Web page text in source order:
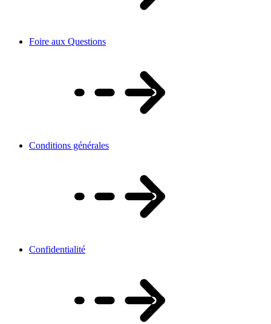
Foire aux Questions
Conditions générales
Confidentialité